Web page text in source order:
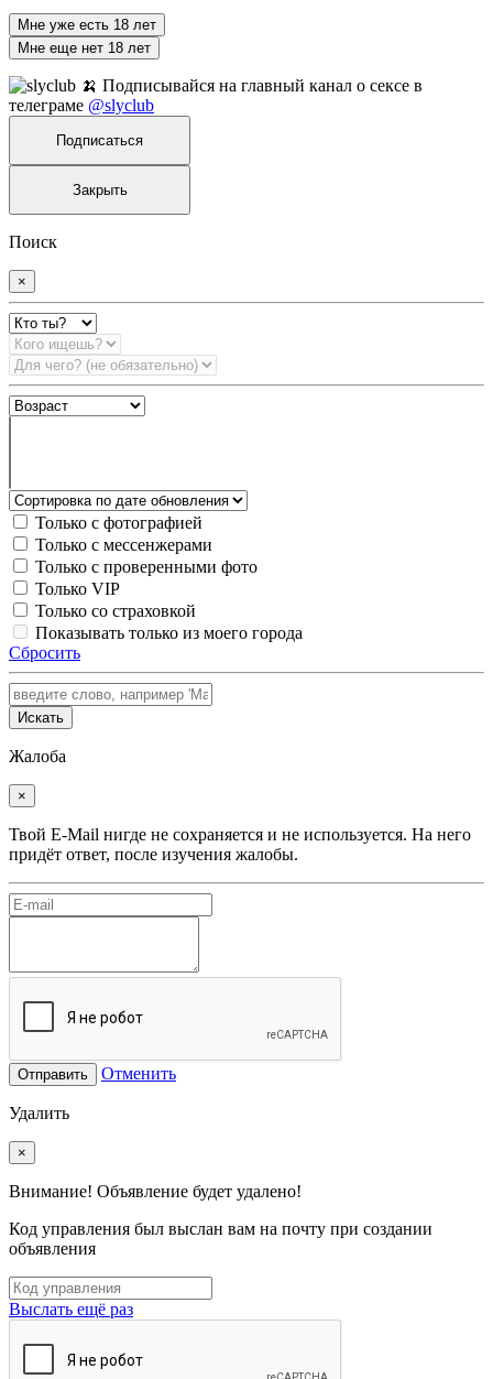
Мне уже есть 18 лет
Мне еще нет 18 лет
🍌 Подписывайся на главный канал о сексе в
телеграме @slyclub
Подписаться
Закрыть
Поиск
×
Только с фотографией
Только с мессенжерами
Только с проверенными фото
Только VIP
Только со страховкой
Показывать только из моего города
Сбросить
Искать
Жалоба
×
Твой E-Mail нигде не сохраняется и не используется. На него
придёт ответ, после изучения жалобы.
Отправить Отменить
Удалить
×
Внимание! Объявление будет удалено!
Код управления был выслан вам на почту при создании
объявления
Выслать ещё раз